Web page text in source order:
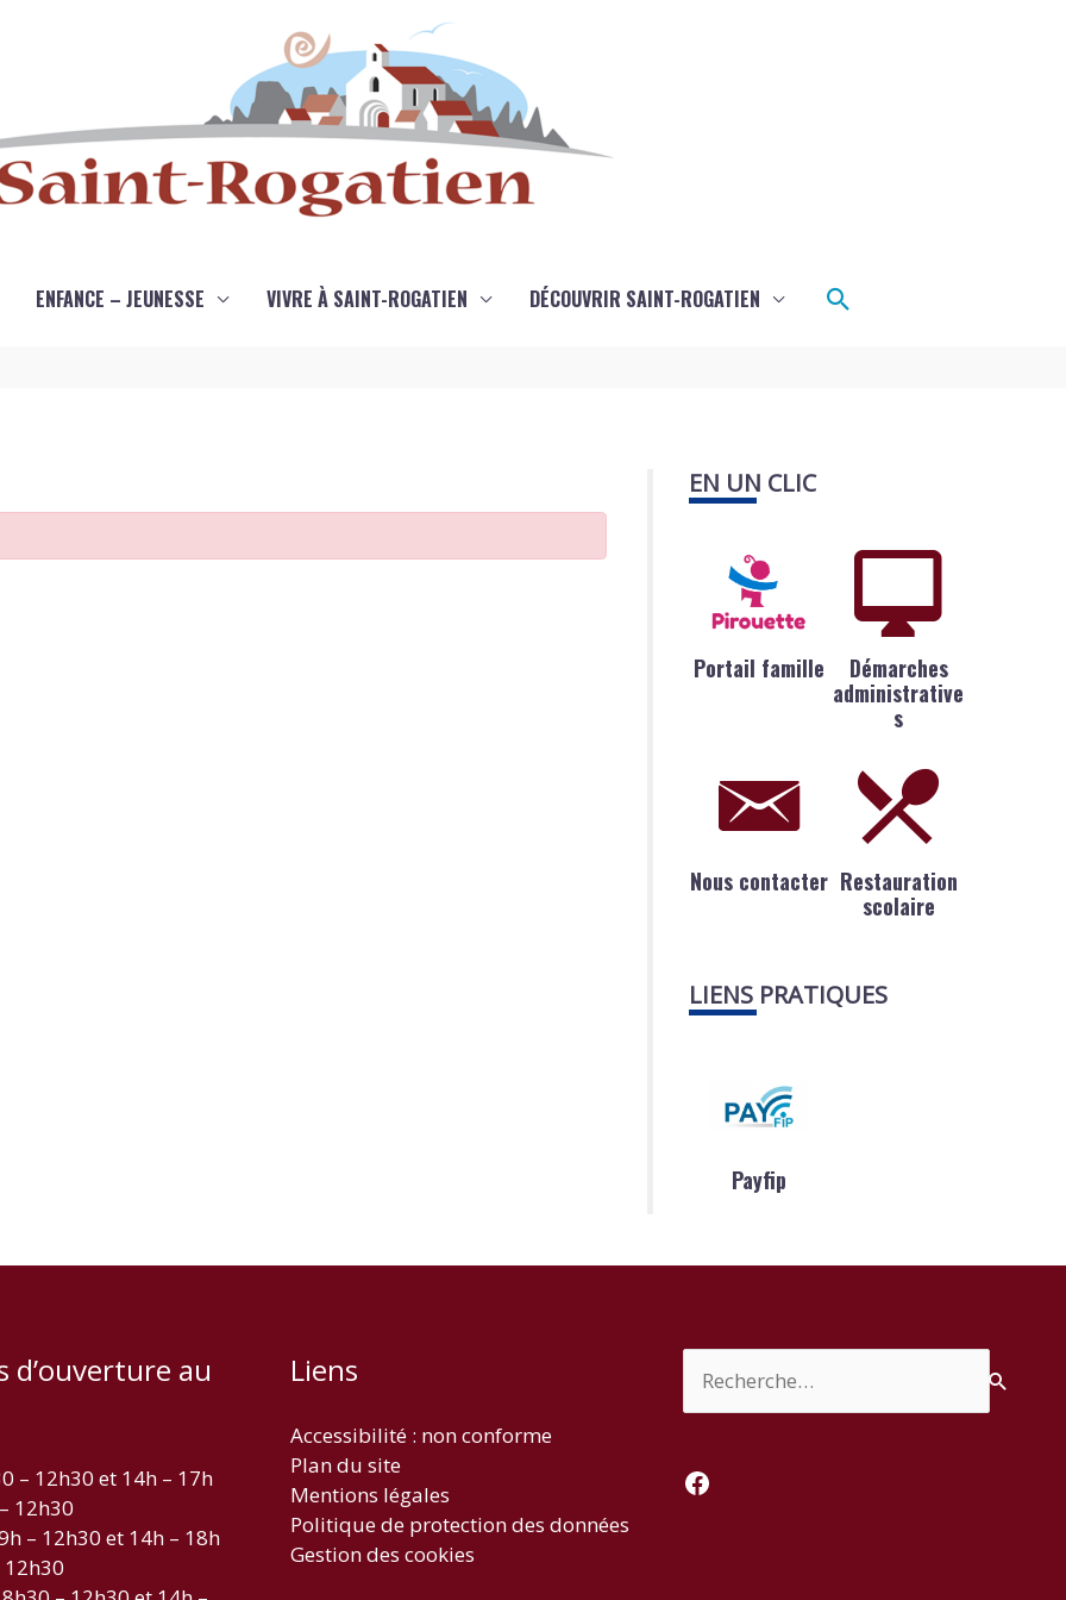
ENFANCE – JEUNESSE VIVRE À SAINT-ROGATIEN DÉCOUVRIR SAINT-ROGATIEN Rechercher
EN UN CLIC
Portail famille
Démarches
administrative
s
Nous contacter Restauration
scolaire
LIENS PRATIQUES
Payfip
d’ouverture au
– 12h30 et 14h – 17h
12h30
– 12h30 et 14h – 18h
12h30
Liens
Accessibilité : non conforme
Plan du site
Mentions légales
Politique de protection des données
Gestion des cookies
Facebook